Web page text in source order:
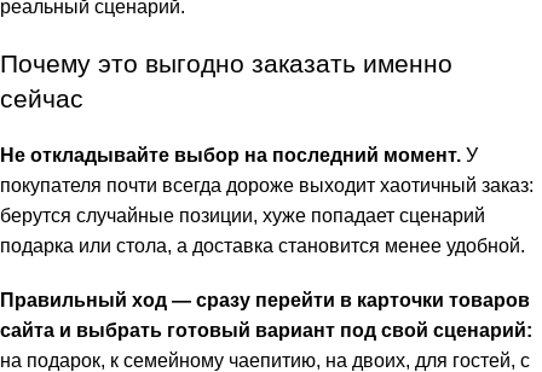
реальный сценарий.
Почему это выгодно заказать именно
сейчас
Не откладывайте выбор на последний момент. У
покупателя почти всегда дороже выходит хаотичный заказ:
берутся случайные позиции, хуже попадает сценарий
подарка или стола, а доставка становится менее удобной.
Правильный ход — сразу перейти в карточки товаров
сайта и выбрать готовый вариант под свой сценарий:
на подарок, к семейному чаепитию, на двоих, для гостей, с